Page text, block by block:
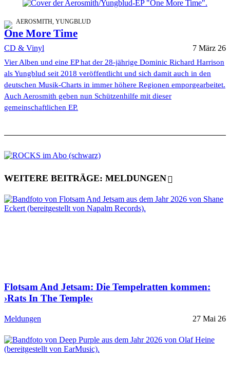
AEROSMITH, YUNGBLUD
One More Time
CD & Vinyl 7 März 26
Vier Alben und eine EP hat der 28-jährige Dominic Richard Harrison
als Yungblud seit 2018 veröffentlicht und sich damit auch in den
deutschen Musik-Charts in immer höhere Regionen emporgearbeitet.
Auch Aerosmith geben nun Schützenhilfe mit dieser
gemeinschaftlichen EP.
WEITERE BEITRÄGE: MELDUNGEN
Flotsam And Jetsam: Die Tempelratten kommen:
›Rats In The Temple‹
Meldungen 27 Mai 26